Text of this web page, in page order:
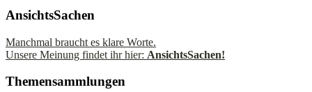
AnsichtsSachen
Manchmal braucht es klare Worte.
Unsere Meinung findet ihr hier: AnsichtsSachen!
Themensammlungen